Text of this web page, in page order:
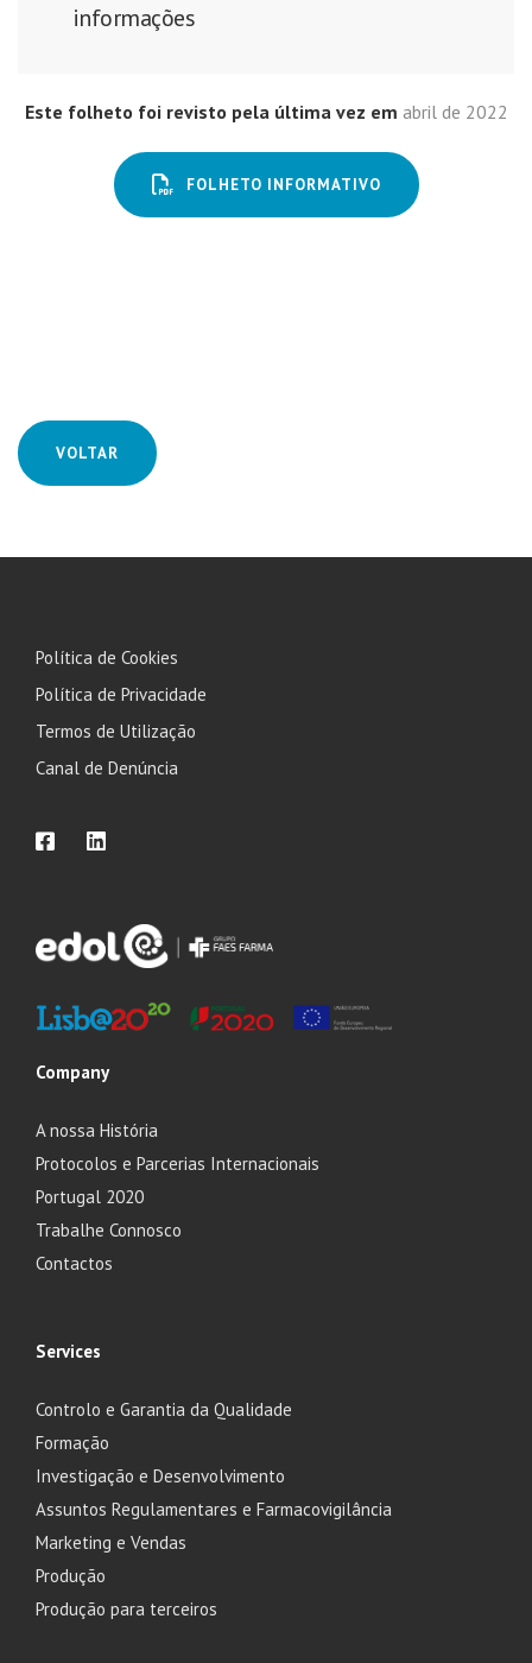
informações
Este folheto foi revisto pela última vez em abril de 2022
FOLHETO INFORMATIVO
VOLTAR
Política de Cookies
Política de Privacidade
Termos de Utilização
Canal de Denúncia
Company
A nossa História
Protocolos e Parcerias Internacionais
Portugal 2020
Trabalhe Connosco
Contactos
Services
Controlo e Garantia da Qualidade
Formação
Investigação e Desenvolvimento
Assuntos Regulamentares e Farmacovigilância
Marketing e Vendas
Produção
Produção para terceiros